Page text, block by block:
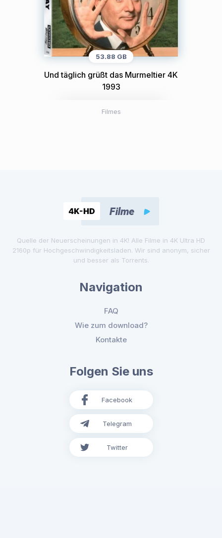
53.88 GB
Und täglich grüßt das Murmeltier 4K
1993
Filmes
Quelle der Neuerscheinungen in 4K! Alle Filme in 4K Ultra HD
2160p für Hochgeschwindigkeitsladen. Wir sind anonym, sicher
und besser als Torrents.
Navigation
FAQ
Wie zum download?
Kontakte
Folgen Sie uns
Facebook
Telegram
Twitter